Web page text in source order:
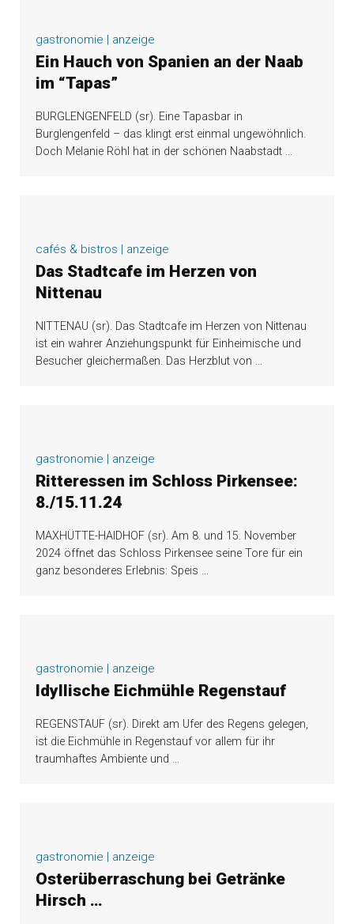
gastronomie | anzeige
Ein Hauch von Spanien an der Naab
im “Tapas”
BURGLENGENFELD (sr). Eine Tapasbar in
Burglengenfeld – das klingt erst einmal ungewöhnlich.
Doch Melanie Röhl hat in der schönen Naabstadt …
cafés & bistros | anzeige
Das Stadtcafe im Herzen von
Nittenau
NITTENAU (sr). Das Stadtcafe im Herzen von Nittenau
ist ein wahrer Anziehungspunkt für Einheimische und
Besucher gleichermaßen. Das Herzblut von …
gastronomie | anzeige
Ritteressen im Schloss Pirkensee:
8./15.11.24
MAXHÜTTE-HAIDHOF (sr). Am 8. und 15. November
2024 öffnet das Schloss Pirkensee seine Tore für ein
ganz besonderes Erlebnis: Speis …
gastronomie | anzeige
Idyllische Eichmühle Regenstauf
REGENSTAUF (sr). Direkt am Ufer des Regens gelegen,
ist die Eichmühle in Regenstauf vor allem für ihr
traumhaftes Ambiente und …
gastronomie | anzeige
Osterüberraschung bei Getränke
Hirsch …